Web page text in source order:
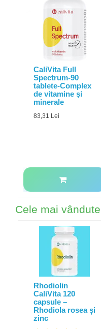
CaliVita Full
Spectrum-90
tablete-Complex
de vitamine şi
minerale
83,31 Lei
Cele mai vândute
Rhodiolin
CaliVita 120
capsule –
Rhodiola rosea și
zinc